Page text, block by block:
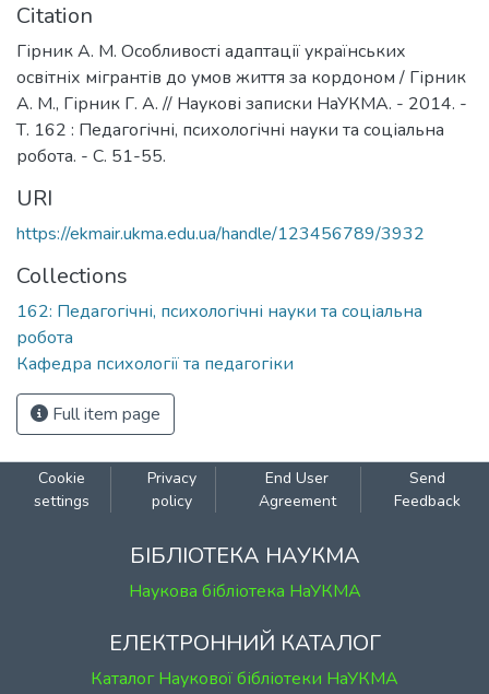
Citation
Гірник А. М. Особливості адаптації українських
освітніх мігрантів до умов життя за кордоном / Гірник
А. М., Гірник Г. А. // Наукові записки НаУКМА. - 2014. -
Т. 162 : Педагогічні, психологічні науки та соціальна
робота. - С. 51-55.
URI
https://ekmair.ukma.edu.ua/handle/123456789/3932
Collections
162: Педагогічні, психологічні науки та соціальна
робота
Кафедра психології та педагогіки
Full item page
Cookie
settings
Privacy
policy
End User
Agreement
Send
Feedback
БІБЛІОТЕКА НАУКМА
Наукова бібліотека НаУКМА
ЕЛЕКТРОННИЙ КАТАЛОГ
Каталог Наукової бібліотеки НаУКМА